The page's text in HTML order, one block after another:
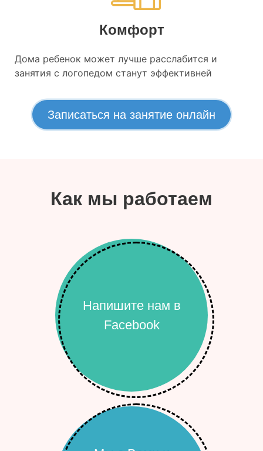
Комфорт
Дома ребенок может лучше расслабится и
занятия с логопедом станут эффективней
Записаться на занятие онлайн
Как мы работаем
Напишите нам в
Facebook